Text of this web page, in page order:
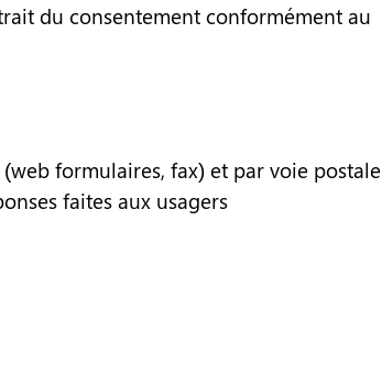
du consentement conformément au
formulaires, fax) et par voie postale
faites aux usagers